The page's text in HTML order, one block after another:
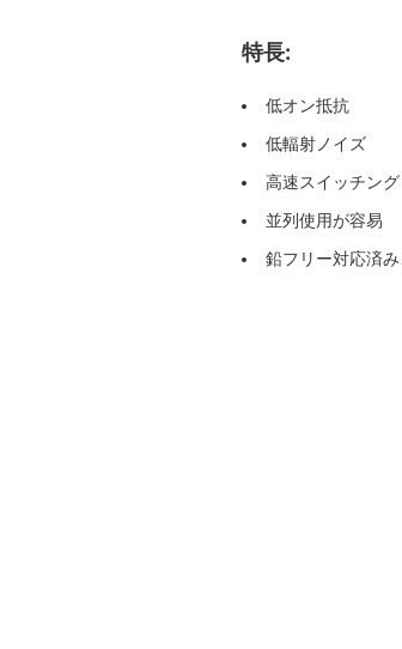
特長:
低オン抵抗
低輻射ノイズ
高速スイッチング
並列使用が容易
鉛フリー対応済